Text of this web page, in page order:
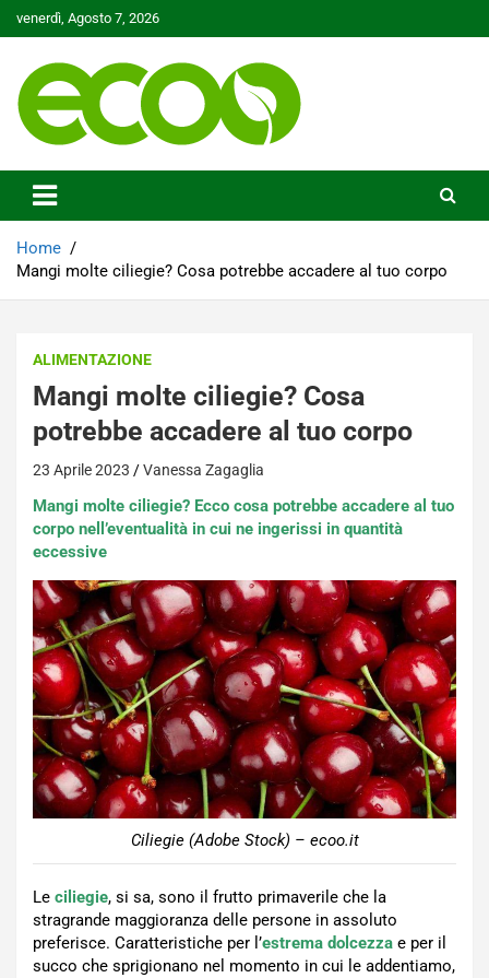
to
venerdì, Agosto 7, 2026
Ecoo.it
Home
Mangi molte ciliegie? Cosa potrebbe accadere al tuo corpo
ALIMENTAZIONE
Mangi molte ciliegie? Cosa
potrebbe accadere al tuo corpo
23 Aprile 2023 Vanessa Zagaglia
Mangi molte ciliegie? Ecco cosa potrebbe accadere al tuo
corpo nell’eventualità in cui ne ingerissi in quantità
eccessive
Ciliegie (Adobe Stock) – ecoo.it
Le ciliegie, si sa, sono il frutto primaverile che la
stragrande maggioranza delle persone in assoluto
preferisce. Caratteristiche per l’estrema dolcezza e per il
succo che sprigionano nel momento in cui le addentiamo,